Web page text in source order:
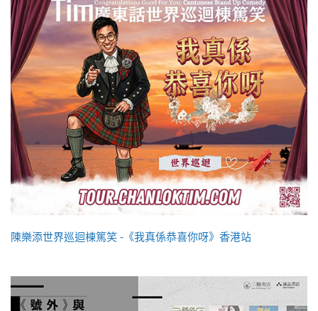
陳樂添世界巡迴棟篤笑 -《我真係恭喜你呀》香港站